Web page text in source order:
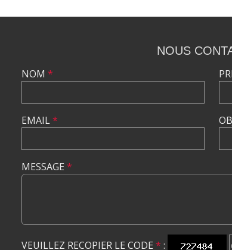
NOUS
NOM *
EMAIL*
MESSAGE *
VEUILLEZ RECOPIER LE CODE * :